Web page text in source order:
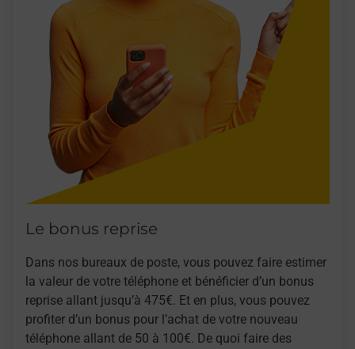
Le bonus reprise
Dans nos bureaux de poste, vous pouvez faire estimer
la valeur de votre téléphone et bénéficier d’un bonus
reprise allant jusqu’à 475€. Et en plus, vous pouvez
profiter d’un bonus pour l’achat de votre nouveau
téléphone allant de 50 à 100€. De quoi faire des